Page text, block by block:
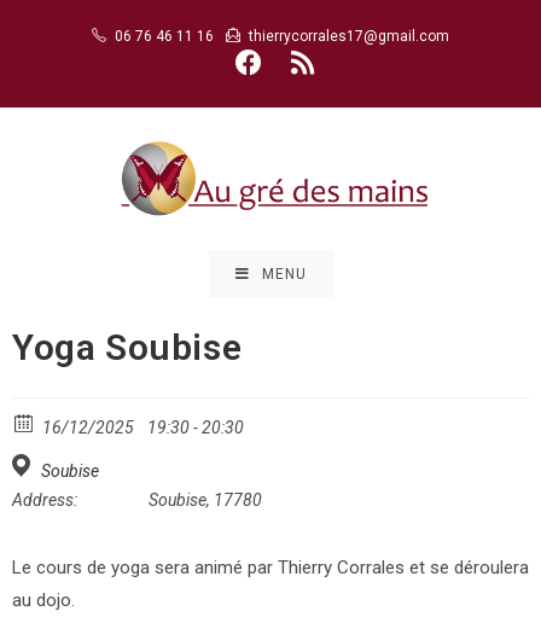
06 76 46 11 16 thierrycorrales17@gmail.com
MENU
Yoga Soubise
16/12/2025 19:30 - 20:30
Soubise
Address:
Soubise, 17780
Le cours de yoga sera animé par Thierry Corrales et se déroulera
au dojo.